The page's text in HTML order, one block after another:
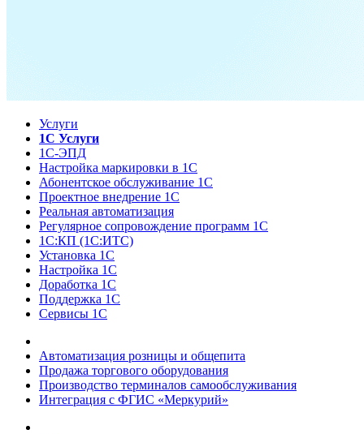
Услуги
1С Услуги
1С-ЭПД
Настройка маркировки в 1С
Абонентское обслуживание 1С
Проектное внедрение 1С
Реальная автоматизация
Регулярное сопровождение программ 1С
1С:КП (1С:ИТС)
Установка 1С
Настройка 1С
Доработка 1С
Поддержка 1С
Сервисы 1С
Автоматизация розницы и общепита
Продажа торгового оборудования
Производство терминалов самообслуживания
Интеграция с ФГИС «Меркурий»